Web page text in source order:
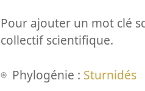
Pour ajouter un mot clé
collectif scientifique.
Phylogénie : Sturnidés